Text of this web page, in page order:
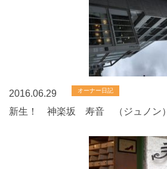
2016.06.29 オーナー日記
新生！ 神楽坂 寿音 （ジュノン）